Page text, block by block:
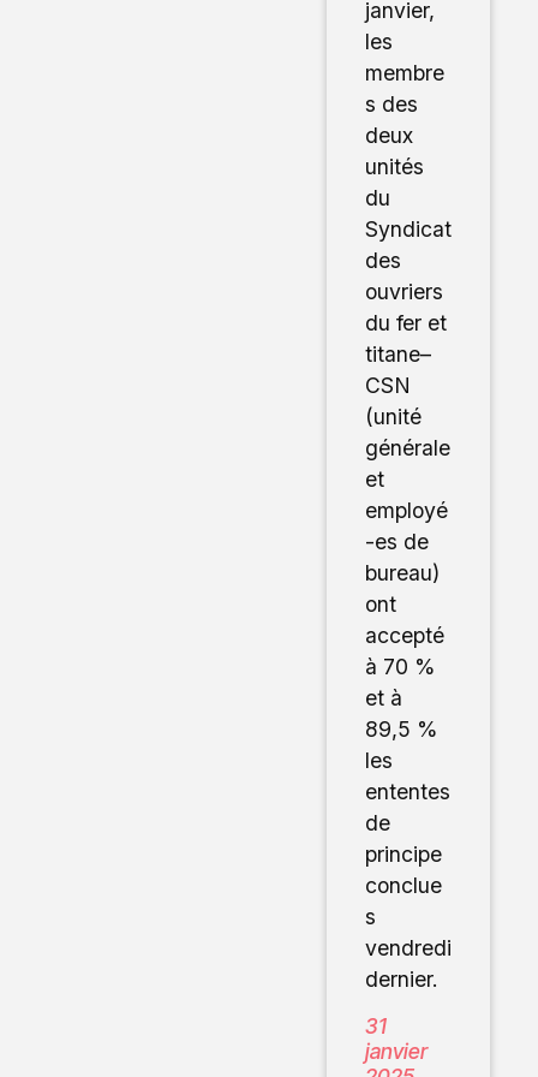
janvier,
les
membre
s des
deux
unités
du
Syndicat
des
ouvriers
du fer et
titane–
CSN
(unité
générale
et
employé
-es de
bureau)
ont
accepté
à 70 %
et à
89,5 %
les
ententes
de
principe
conclue
s
vendredi
dernier.
31
janvier